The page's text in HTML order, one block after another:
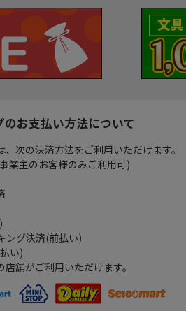
お支払い方法について
次の決済方法をご利用いただけます。
業主のお客様のみご利用可)
ング決済(前払い)
い)
舗がご利用いただけます。